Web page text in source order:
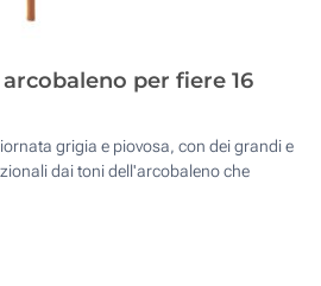
per fiere 16
grigia e piovosa, con dei grandi e
dai toni dell'arcobaleno che